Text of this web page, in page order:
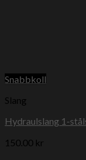
Snabbkoll
Slang
Hydraulslang 1-
150.00 kr